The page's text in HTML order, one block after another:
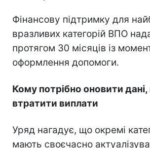
Фінансову підтримку для
вразливих категорій ВПО
протягом 30 місяців із
оформлення допомоги.
Кому потрібно оновити
втратити виплати
Уряд нагадує, що окремі
мають своєчасно